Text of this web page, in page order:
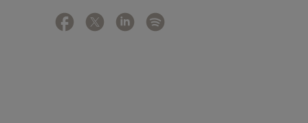
Facebook
si apre in una nuova scheda
Twitter
si apre in una nuova scheda
Linkedin
si apre in una nuova scheda